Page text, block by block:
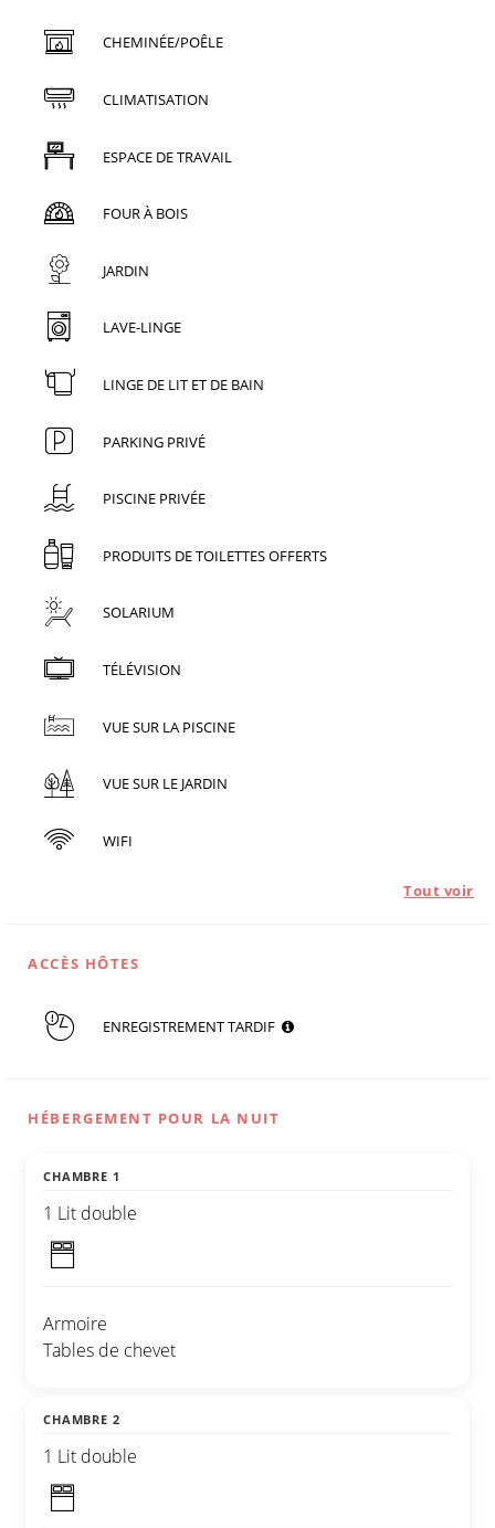
CHEMINÉE/POÊLE
CLIMATISATION
ESPACE DE TRAVAIL
FOUR À BOIS
JARDIN
LAVE-LINGE
LINGE DE LIT ET DE BAIN
PARKING PRIVÉ
PISCINE PRIVÉE
PRODUITS DE TOILETTES OFFERTS
SOLARIUM
TÉLÉVISION
VUE SUR LA PISCINE
VUE SUR LE JARDIN
WIFI
Tout voir
ACCÈS HÔTES
ENREGISTREMENT TARDIF
HÉBERGEMENT POUR LA NUIT
CHAMBRE 1
1 Lit double
Armoire
Tables de chevet
CHAMBRE 2
1 Lit double